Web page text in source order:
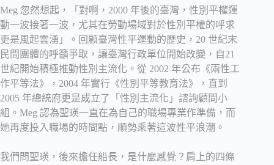
Meg 忽然想起，「對啊，2000 年後的臺灣，性別平權運
動一波接著一波，尤其在勞動場域對於性別平權的呼求
更是風起雲湧」。回顧臺灣性平運動的歷史，20 世紀末
民間團體的呼籲爭取，讓臺灣行政單位開始改變，自21
世紀開始積極推動性別主流化。從 2002 年公布《兩性工
作平等法》，2004 年實行《性別平等教育法》，直到
2005 年總統府更是成立了「性別主流化」諮詢顧問小
組。Meg 認為聖瑛一直在為自己的職場專業作準備，而
她再度投入職場的時間點，順勢乘著這波性平浪潮。
我們問聖瑛，後來擔任船長，是什麼感覺？肩上的四條